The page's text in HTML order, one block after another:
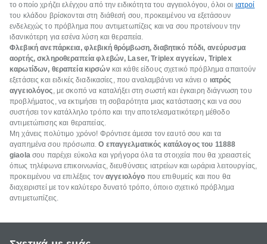
το οποίο χρήζει ελέγχου από την ειδικότητα του αγγειολόγου, όλοι οι ιατροί
του κλάδου βρίσκονται στη διάθεσή σου, προκειμένου να εξετάσουν
ενδελεχώς το πρόβλημα που αντιμετωπίζεις και να σου προτείνουν την
ιδανικότερη για εσένα λύση και θεραπεία.
Φλεβική ανεπάρκεια, φλεβική θρόμβωση, διαβητικό πόδι, ανεύρυσμα
αορτής, σκληροθεραπεία φλεβών, Laser,Triplex αγγείων, Triplex
καρωτίδων, θεραπεία κιρσών και κάθε είδους σχετικό πρόβλημα απαιτούν
εξετάσεις και ειδικές διαδικασίες, που αναλαμβάνει να κάνει ο ιατρός
αγγειολόγος, με σκοπό να καταλήξει στη σωστή και έγκαιρη διάγνωση του
προβλήματος, να εκτιμήσει τη σοβαρότητα μιας κατάστασης και να σου
συστήσει τον κατάλληλο τρόπο και την αποτελεσματικότερη μέθοδο
αντιμετώπισης και θεραπείας.
Μη χάνεις πολύτιμο χρόνο! Φρόντισε άμεσα τον εαυτό σου και τα
αγαπημένα σου πρόσωπα.Ο επαγγελματικός κατάλογος του 11888
giaolaσου παρέχει εύκολα και γρήγορα όλα τα στοιχεία που θα χρειαστείς
όπως τηλέφωνα επικοινωνίας, διευθύνσεις ιατρείων και ωράρια λειτουργίας,
προκειμένου να επιλέξεις τοναγγειολόγο που επιθυμείς και που θα
διαχειριστεί με τον καλύτερο δυνατό τρόπο, όποιο σχετικό πρόβλημα
αντιμετωπίζεις.